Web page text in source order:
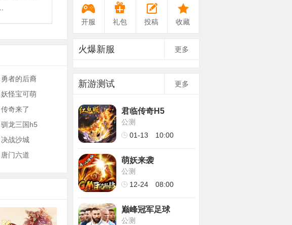
勇者的后裔
妖怪宝可萌
传奇来了
驯龙三国h5
决战沙城
唐门六道
开服 礼包 投稿 收藏
火爆新服 更多
新游测试 更多
君临传奇H5
公测
01-13 10:00
萌妖来袭
公测
12-24 08:00
巅峰冠军足球
公测